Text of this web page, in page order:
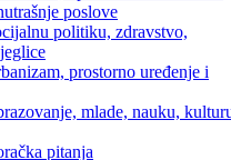
upravu i radne odnose
poslove
politiku, zdravstvo,
prostorno uređenje i